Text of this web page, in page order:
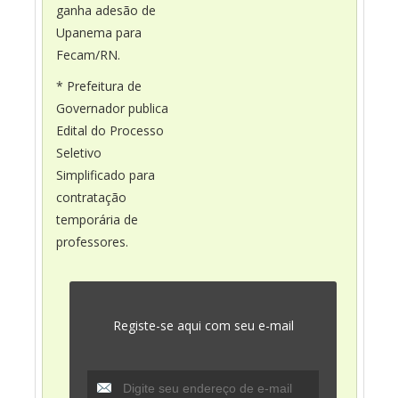
ganha adesão de
Upanema para
Fecam/RN.
* Prefeitura de
Governador publica
Edital do Processo
Seletivo
Simplificado para
contratação
temporária de
professores.
Registe-se aqui com seu e-mail